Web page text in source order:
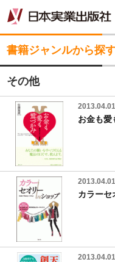
書籍ジャンルから探
その他
お金も愛
カラー